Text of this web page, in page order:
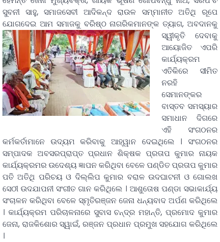
ସୁବନୀ ସାହୁ, ସମାଜସେବୀ ଆଦିକନ୍ଦ ରାଉଳ ସମ୍ମାନୀତ ଅତିଥି ରୂପେ
ଯୋଗଦେଇ ଆମ ସମାଜକୁ ବରିଷ୍ଠ ନାଗରିକମାନଙ୍କ ତ୍ୟାଗ, ଅବଦାନକୁ
ସ୍ୱୀକୃତି ଦେବାକୁ
ଆୟୋଜିତ ଏପରି
କାର୍ଯ୍ୟକ୍ରମ
ଏତିକିରେ ସୀମିତ
ନରହି
ସେମାନଙ୍କର
ବାସ୍ତବ ସମସ୍ୟାର
ସମାଧାନ ଦିଗରେ
ଏହି ସଂଗଠନର
କର୍ମକର୍ତାମାନେ ଉଦ୍ୟମ କରିବାକୁ ଆହ୍ୱାନ ଦେଇଥିଲେ । ସଂଗଠନର
ସମ୍ପାଦକ ଅବସରପ୍ରାପ୍ତ ପ୍ରଧାନ ଶିକ୍ଷକ ପ୍ରତାପ କୁମାର ନାୟକ
କାର୍ଯ୍ୟକ୍ରମର ଉଦେଶ୍ୟ ଜ୍ଞାପନ କରିଥିବା ବେଳେ ପଣ୍ଡିତ ପ୍ରତାପ କୁମାର
ପତି ଅତିଥି ପରିଚୟ ଓ ଦିଲ୍ଲିପ କୁମାର ବରାଳ ଉଦଘାଟନୀ ଓ ଗୋଲଖ
ସେଠୀ ଉଦଯାପନୀ ସଂଗୀତ ଗାନ କରିଥିଲେ । ଆଶୁତୋଷ ପଣ୍ଡା ସଭାକାର୍ଯ୍ୟ
ସଂଚାଳନ କରିଥିବା ବେଳେ ସ୍ମୃତିରଞ୍ଜନ ଜେନା ଧନ୍ୟବାଦ ଅର୍ପଣ କରିଥିଲେ
। କାର୍ଯ୍ୟକ୍ରମ ପରିଚାଳନାରେ ସୁବାସ ଚନ୍ଦ୍ର ମହାନ୍ତି, ପ୍ରମୋଦ କୁମାର
ଜେନା, ରାଜକିଶୋର ସ୍ୱାଇଁ, ରଞ୍ଜନ ପ୍ରଧାନ ପ୍ରମୁଖ ସହଯୋଗ କରିଥିଲେ
।